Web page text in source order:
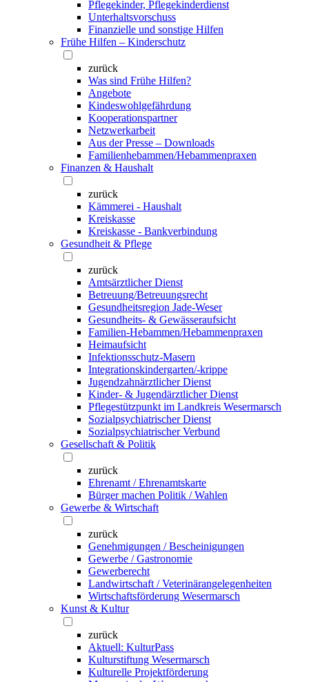
Pflegekinder, Pflegekinderdienst
Unterhaltsvorschuss
Finanzielle und sonstige Hilfen
Frühe Hilfen – Kinderschutz
zurück
Was sind Frühe Hilfen?
Angebote
Kindeswohlgefährdung
Kooperationspartner
Netzwerkarbeit
Aus der Presse – Downloads
Familienhebammen/Hebammenpraxen
Finanzen & Haushalt
zurück
Kämmerei - Haushalt
Kreiskasse
Kreiskasse - Bankverbindung
Gesundheit & Pflege
zurück
Amtsärztlicher Dienst
Betreuung/Betreuungsrecht
Gesundheitsregion Jade-Weser
Gesundheits- & Gewässeraufsicht
Familien-Hebammen/Hebammenpraxen
Heimaufsicht
Infektionsschutz-Masern
Integrationskindergarten/-krippe
Jugendzahnärztlicher Dienst
Kinder- & Jugendärztlicher Dienst
Pflegestützpunkt im Landkreis Wesermarsch
Sozialpsychiatrischer Dienst
Sozialpsychiatrischer Verbund
Gesellschaft & Politik
zurück
Ehrenamt / Ehrenamtskarte
Bürger machen Politik / Wahlen
Gewerbe & Wirtschaft
zurück
Genehmigungen / Bescheinigungen
Gewerbe / Gastronomie
Gewerberecht
Landwirtschaft / Veterinärangelegenheiten
Wirtschaftsförderung Wesermarsch
Kunst & Kultur
zurück
Aktuell: KulturPass
Kulturstiftung Wesermarsch
Kulturelle Projektförderung